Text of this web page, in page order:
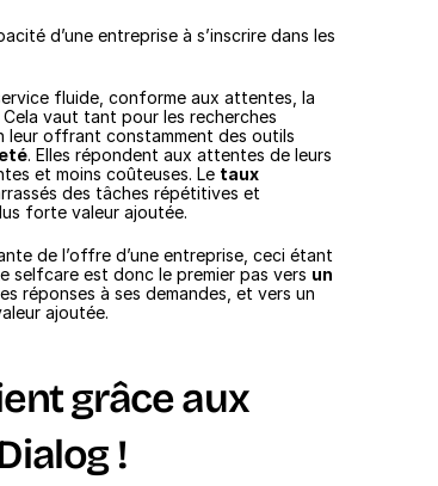
d’une entreprise à s’inscrire dans les
fluide, conforme aux attentes, la
vaut tant pour les recherches
leur offrant constamment des outils
. Elles répondent aux attentes de leurs
et moins coûteuses. Le taux
des tâches répétitives et
forte valeur ajoutée.
de l’offre d’une entreprise, ceci étant
selfcare est donc le premier pas vers un
ajoutée.
grâce aux
!